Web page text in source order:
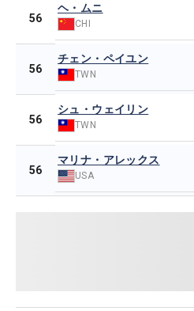
56
ヘ・ムニ
CHI
56
チェン・ペイユン
TWN
56
シュ・ウェイリン
TWN
56
マリナ・アレックス
USA